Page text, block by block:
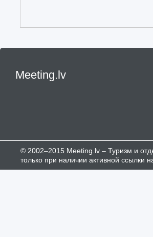
Meeting.lv
© 2002–2015 Meeting.lv – Туризм и
только при наличии активной ссылки